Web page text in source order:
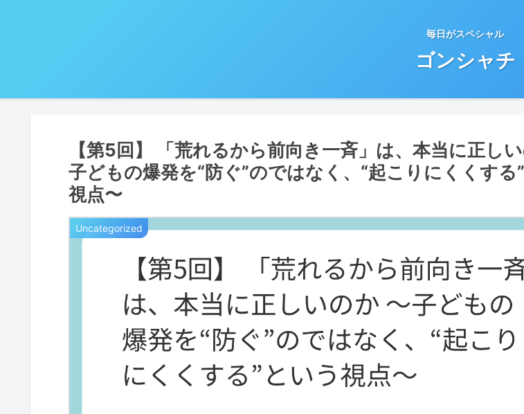
毎日がスペシャル
ゴンシャチ
【第5回】 「荒れるから前向き一斉」は、本当に正し
子どもの爆発を“防ぐ”のではなく、“起こりにくくする
視点〜
Uncategorized